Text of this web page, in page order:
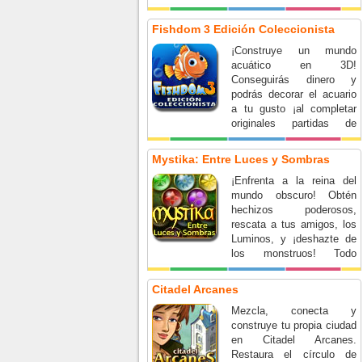
giros.
Fishdom 3 Edición Coleccionista
¡Construye un mundo
acuático en 3D!
Conseguirás dinero y
podrás decorar el acuario
a tu gusto ¡al completar
originales partidas de
Match 3! ¿Qué esperas?
¡Sumérgete en la
diversión!
Mystika: Entre Luces y Sombras
¡Enfrenta a la reina del
mundo obscuro! Obtén
hechizos poderosos,
rescata a tus amigos, los
Luminos, y ¡deshazte de
los monstruos! Todo
mientras te abres camino
en un mundo encantado
de Match 3 y objetos
ocultos. ¿Podrás resistirte
a la magia obscura?
Citadel Arcanes
Mezcla, conecta y
construye tu propia ciudad
en Citadel Arcanes.
Restaura el círculo de